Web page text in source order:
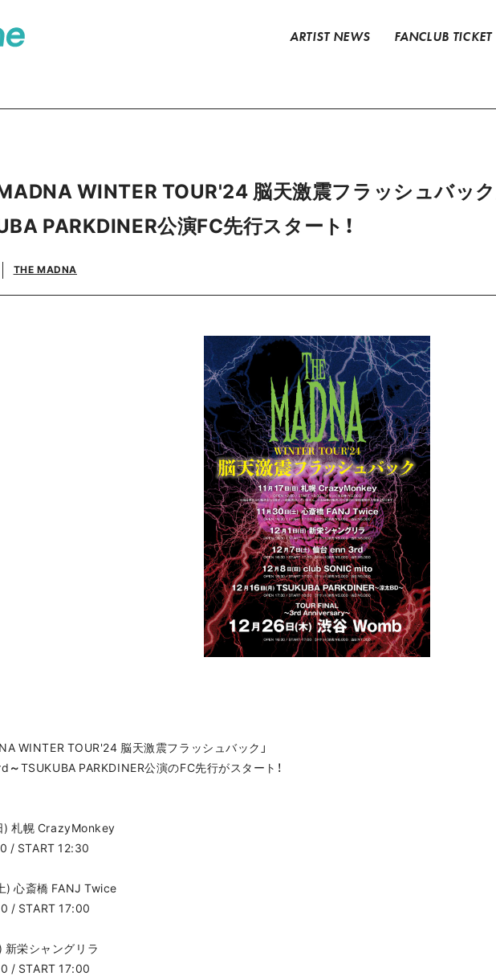
ARTIST NEWS FANCLUB TICKET
MADNA WINTER TOUR'24 脳天激震フラッシュバッ
PARKDINER公演FC先行スタート！
THE MADNA
WINTER TOUR'24 脳天激震フラッシュバック」
～TSUKUBA PARKDINER公演のFC先行がスタート！
) 札幌 CrazyMonkey
/ START 12:30
) 心斎橋 FANJ Twice
/ START 17:00
新栄シャングリラ
/ START 17:00